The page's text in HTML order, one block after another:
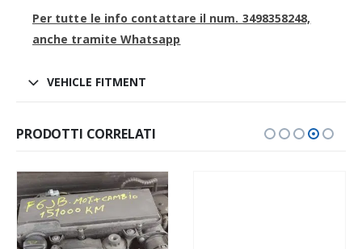
Per tutte le info contattare il num. 3498358248,
anche tramite Whatsapp
VEHICLE FITMENT
PRODOTTI CORRELATI